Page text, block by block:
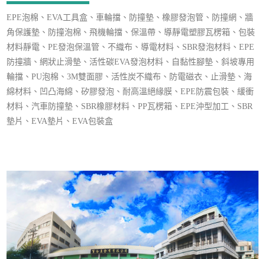
EPE泡棉、EVA工具盒、車輪擋、防撞墊、橡膠發泡管、防撞網、牆
角保護墊、防撞泡棉、飛機輪擋、保溫帶、導靜電塑膠瓦楞箱、包裝
材料靜電、PE發泡保溫管、不織布、導電材料、SBR發泡材料、EPE
防撞牆、網狀止滑墊、活性碳EVA發泡材料、自黏性腳墊、斜坡專用
輪擋、PU泡棉、3M雙面膠、活性炭不織布、防電磁衣、止滑墊、海
綿材料、凹凸海綿、矽膠發泡、耐高溫絕緣膜、EPE防震包裝、緩衝
材料、汽車防撞墊、SBR橡膠材料、PP瓦楞箱、EPE沖型加工、SBR
墊片、EVA墊片、EVA包裝盒